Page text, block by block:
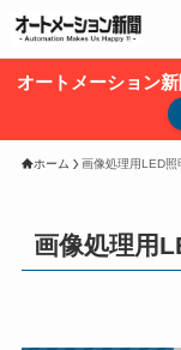
オートメーション
ホーム 画像処理用LED照
画像処理用